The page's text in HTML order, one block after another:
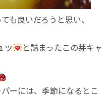
も良いだろうと思い、
ッ
と詰まったこの芽キャ
ーには、季節になるとこ